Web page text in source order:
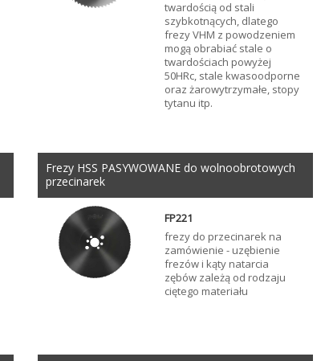
twardością od stali
szybkotnących, dlatego
frezy VHM z powodzeniem
mogą obrabiać stale o
twardościach powyżej
50HRc, stale kwasoodporne
oraz żarowytrzymałe, stopy
tytanu itp.
Frezy HSS PASYWOWANE do wolnoobrotowych
przecinarek
FP221
frezy do przecinarek na
zamówienie - uzębienie
frezów i kąty natarcia
zębów zależą od rodzaju
ciętego materiału